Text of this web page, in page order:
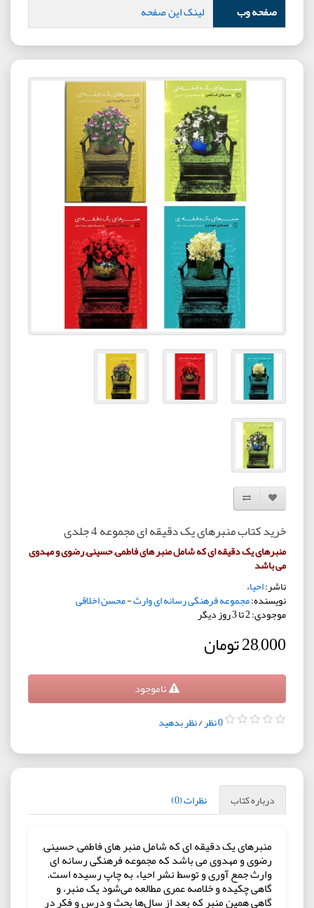
صفحه وب
لینک این صفحه
افزودن به لیست دلخواه
مقایسه این محصول
خرید کتاب منبرهای یک دقیقه ای مجموعه 4 جلدی
منبرهای یک دقیقه ای که شامل منبر های فاطمی, حسینی, رضوی و مهدوی
می باشد
ناشر:احیاء
نویسنده:مجموعه فرهنگی رسانه ای وارث-محسن اخلاقی
موجودی: 2 تا 3 روز دیگر
28,000 تومان
ناموجود
0 نظر /نظر بدهید
درباره کتاب نظرات (0)
منبرهای یک دقیقه ای که شامل منبر های فاطمی, حسینی,
رضوی و مهدوی می باشد که مجموعه فرهنگی رسانه ای
وارث جمع آوری و توسط نشر احیاء به چاپ رسیده است.
گاهی چکیده و خلاصه عمری مطالعه می‌شود یک منبر، و
گاهی همین منبر که بعد از سال‌ها بحث و درس و فکر در